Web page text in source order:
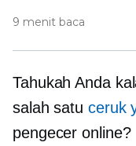
9 menit baca
Tahukah Anda
salah satu ceruk
pengecer online?